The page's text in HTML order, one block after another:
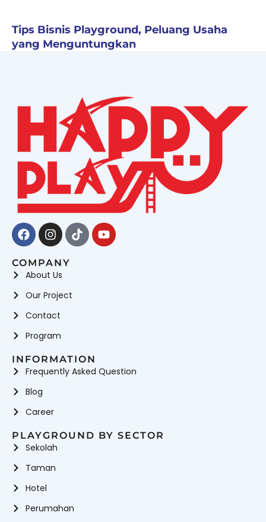
Tips Bisnis Playground, Peluang Usaha
yang Menguntungkan
Facebook
Instagram
TiktokYoutube
COMPANY
About Us
Our Project
Contact
Program
INFORMATION
Frequently Asked Question
Blog
Career
PLAYGROUND BY SECTOR
Sekolah
Taman
Hotel
Perumahan